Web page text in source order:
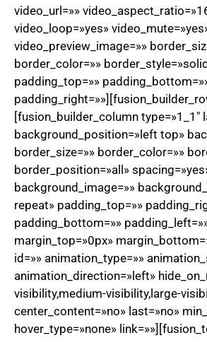
video_url=»»
video_loop=»yes»
video_preview_image=»»
border_color=»»
padding_top=»»
[fusion_builder_column type=»1_1″
background_position=»left top»
border_size=»» border_color=»»
border_position=»all»
background_image=»»
repeat» padding_top=»»
padding_bottom=»»
margin_top=»0px»
id=»» animation_type=»»
animation_direction=»left»
visibility,medium-visibility,large-
center_content=»no» last=»no»
hover_type=»none»